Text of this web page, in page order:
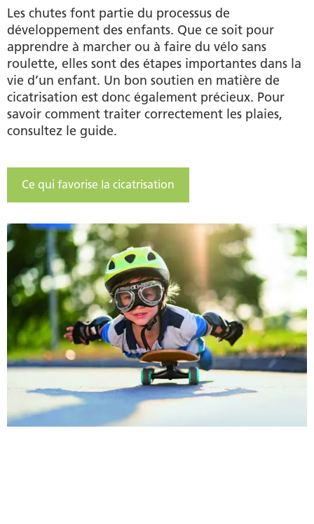
Les chutes font partie du processus de
développement des enfants. Que ce soit pour
apprendre à marcher ou à faire du vélo sans
roulette, elles sont des étapes importantes dans la
vie d’un enfant. Un bon soutien en matière de
cicatrisation est donc également précieux. Pour
savoir comment traiter correctement les plaies,
consultez le guide.
Ce qui favorise la cicatrisation